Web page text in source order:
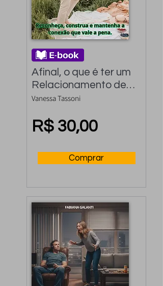
Afinal, o que é ter um
Relacionamento de
Verdade?:
e mantenha a
conexão que vale a
Vanessa Tassoni
R$ 30,00
Comprar